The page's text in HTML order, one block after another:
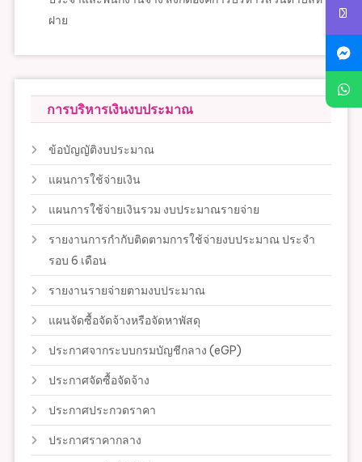
ฝาย
การบริหารเงินงบประมาณ
ข้อบัญญัติงบประมาณ
แผนการใช้จ่ายเงิน
แผนการใช้จ่ายเงินรวม งบประมาณรายจ่าย
รายงานการกำกับติดตามการใช้จ่ายงบประมาณ ประจำ
รอบ 6 เดือน
รายงานรายจ่ายตามงบประมาณ
แผนจัดซื้อจัดจ้างหรือจัดหาพัสดุ
ประกาศจากระบบกรมบัญชีกลาง (eGP)
ประกาศจัดซื้อจัดจ้าง
ประกาศประกวดราคา
ประกาศราคากลาง